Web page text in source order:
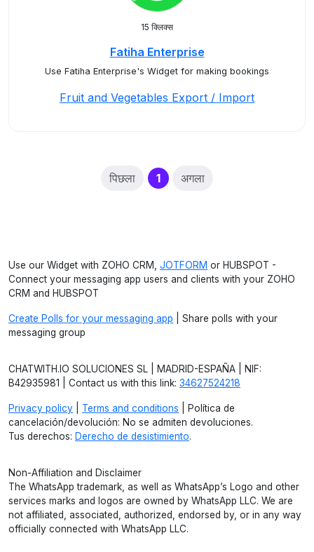
15 क्लिक्स
Fatiha Enterprise
Use Fatiha Enterprise's Widget for making bookings
Fruit and Vegetables Export / Import
पिछला 1(current)
अगला
Use our Widget with ZOHO CRM, JOTFORM or HUBSPOT -
Connect your messaging app users and clients with your ZOHO
CRM and HUBSPOT
Create Polls for your messaging app | Share polls with your
messaging group
CHATWITH.IO SOLUCIONES SL | MADRID-ESPAÑA | NIF:
B42935981 | Contact us with this link: 34627524218
Privacy policy Terms and conditions | Política de
cancelación/devolución: No se admiten devoluciones.
Tus derechos: Derecho de desistimiento.
Non-Affiliation and Disclaimer
The WhatsApp trademark, as well as WhatsApp’s Logo and other
services marks and logos are owned by WhatsApp LLC. We are
not affiliated, associated, authorized, endorsed by, or in any way
officially connected with WhatsApp LLC.